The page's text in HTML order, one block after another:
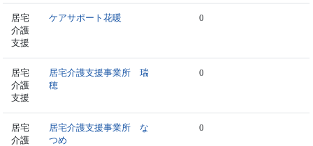
居宅
介護
支援
ケアサポート花暖 0
居宅
介護
支援
居宅介護支援事業所 瑞
穂
0
居宅
介護
居宅介護支援事業所 な
つめ
0